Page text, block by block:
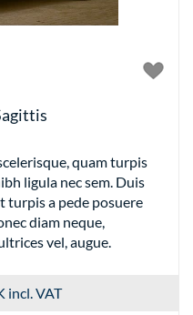
quam turpis
ligula nec sem. Duis
turpis a pede posuere
diam neque,
vel, augue.
incl. VAT